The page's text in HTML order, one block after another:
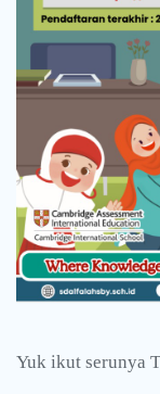
Yuk ikut serunya